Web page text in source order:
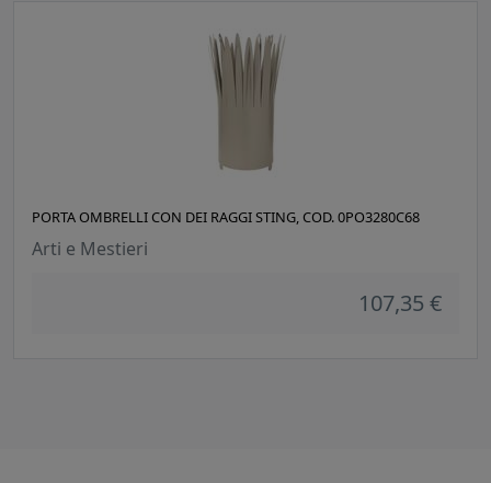
PORTA OMBRELLI CON DEI RAGGI STING, COD. 0PO3280C68
Arti e Mestieri
107,35 €